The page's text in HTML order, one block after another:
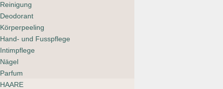
Salt & Stone
Duschgel Black
Rose & Oud
CHF
Reinigung
Deodorant
Körperpeeling
Hand- und Fusspflege
Intimpflege
Nägel
Parfum
HAARE